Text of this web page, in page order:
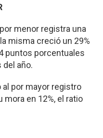
menor registra una
misma creció un 29%
puntos porcentua­les
año.
por mayor regis­tro
en 12%, el ratio